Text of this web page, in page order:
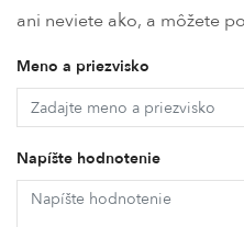
ani neviete ako, a môžete
Meno a priezvisko
Napíšte hodnotenie